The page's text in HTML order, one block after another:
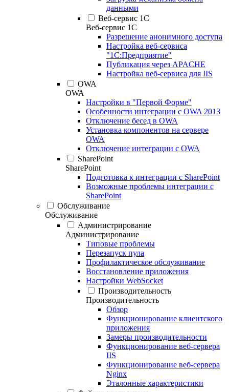
данными
Веб-сервис 1С
Веб-сервис 1С
Разрешение анонимного доступа
Настройка веб-сервиса
"1С:Предприятие"
Публикация через APACHE
Настройка веб-сервиса для IIS
OWA
OWA
Настройки в "Первой Форме"
Особенности интеграции с OWA 2013
Отключение бесед в OWA
Установка компонентов на сервере
OWA
Отключение интеграции с OWA
SharePoint
SharePoint
Подготовка к интеграции с SharePoint
Возможные проблемы интеграции с
SharePoint
Обслуживание
Обслуживание
Администрирование
Администрирование
Типовые проблемы
Перезапуск пула
Профилактическое обслуживание
Восстановление приложения
Настройки WebSocket
Производительность
Производительность
Обзор
Функционирование клиентского
приложения
Замеры производительности
Функционирование веб-сервера
IIS
Функционирование веб-сервера
Nginx
Эталонные характеристики